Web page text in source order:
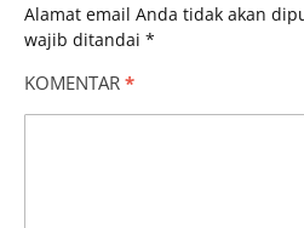
Alamat email Anda tidak akan
wajib ditandai *
KOMENTAR *